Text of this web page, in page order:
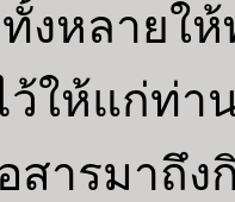
ทั้งหลาย
ให้แก่ท่า
สารมาถึง